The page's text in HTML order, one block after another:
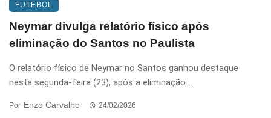
FUTEBOL
Neymar divulga relatório físico após
eliminação do Santos no Paulista
O relatório físico de Neymar no Santos ganhou destaque
nesta segunda-feira (23), após a eliminação ...
Por Enzo Carvalho 24/02/2026